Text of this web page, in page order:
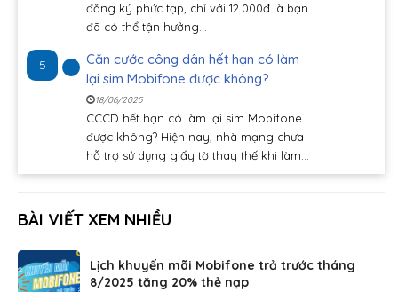
đăng ký phức tạp, chỉ với 12.000đ là bạn
đã có thể tận hưởng...
5
Căn cước công dân hết hạn có làm
lại sim Mobifone được không?
18/06/2025
CCCD hết hạn có làm lại sim Mobifone
được không? Hiện nay, nhà mạng chưa
hỗ trợ sử dụng giấy tờ thay thế khi làm...
BÀI VIẾT XEM NHIỀU
Lịch khuyến mãi Mobifone trả trước tháng
8/2025 tặng 20% thẻ nạp